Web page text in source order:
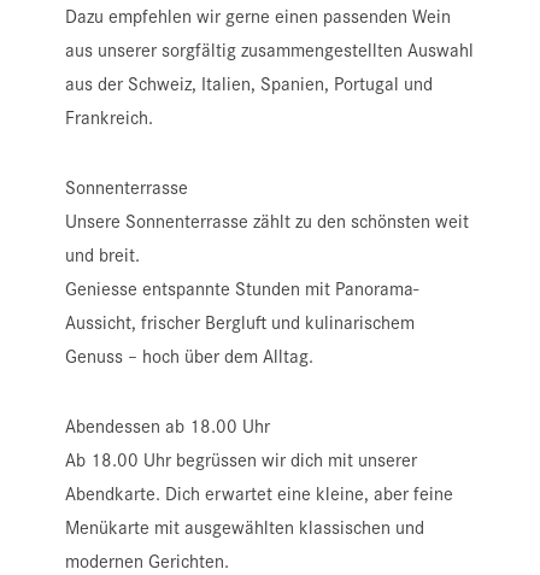
Dazu empfehlen wir gerne einen passenden Wein
aus unserer sorgfältig zusammengestellten Auswahl
aus der Schweiz, Italien, Spanien, Portugal und
Frankreich.
Sonnenterrasse
Unsere Sonnenterrasse zählt zu den schönsten weit
und breit.
Geniesse entspannte Stunden mit Panorama-
Aussicht, frischer Bergluft und kulinarischem
Genuss – hoch über dem Alltag.
Abendessen ab 18.00 Uhr
Ab 18.00 Uhr begrüssen wir dich mit unserer
Abendkarte. Dich erwartet eine kleine, aber feine
Menükarte mit ausgewählten klassischen und
modernen Gerichten.